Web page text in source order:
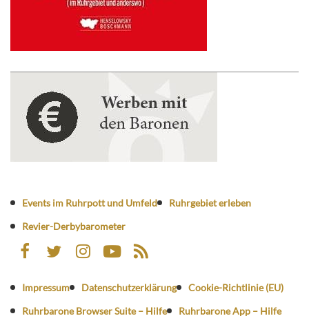
Events im Ruhrpott und Umfeld
Ruhrgebiet erleben
Revier-Derbybarometer
Impressum Datenschutzerklärung
Cookie-Richtlinie (EU)
Ruhrbarone Browser Suite – Hilfe
Ruhrbarone App – Hilfe